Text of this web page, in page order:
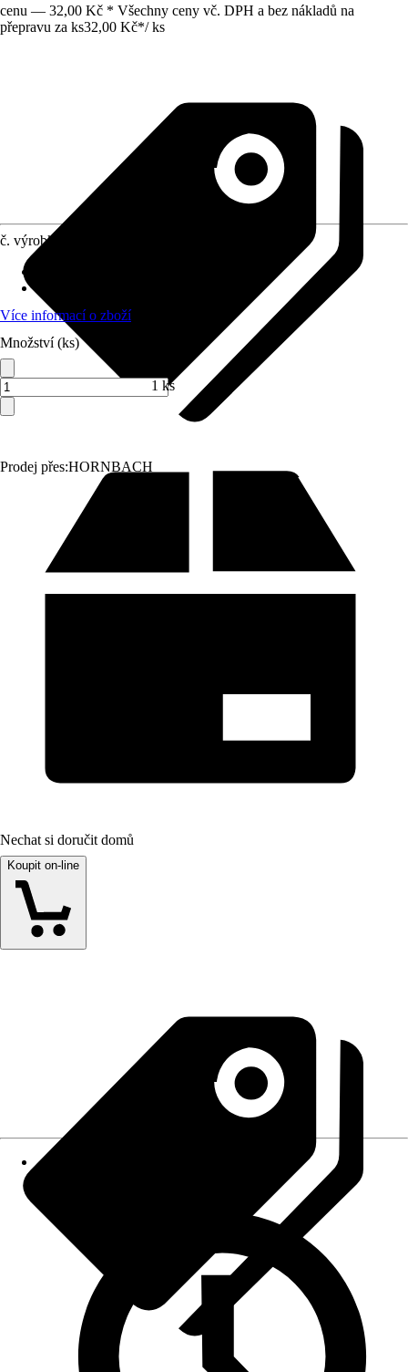
cenu — 32,00 Kč * Všechny ceny vč. DPH a bez nákladů na
přepravu za ks32,00 Kč*/ ks
Prodej přes:HORNBACH
č. výrobku
Více informací o zboží
Množství (ks)
1 ks
Nechat si doručit domů
Koupit on-line